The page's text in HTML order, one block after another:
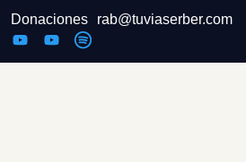
Donaciones rab@tuviaserber.com